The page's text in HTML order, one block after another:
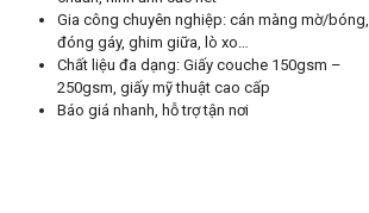
Gia công chuyên nghiệp: cán màng mờ/bóng,
đóng gáy, ghim giữa, lò xo…
Chất liệu đa dạng: Giấy couche 150gsm –
250gsm, giấy mỹ thuật cao cấp
Báo giá nhanh, hỗ trợ tận nơi